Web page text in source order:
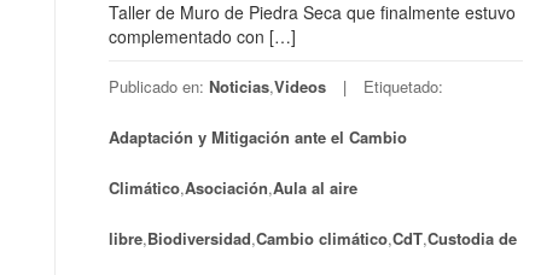
Taller de Muro de Piedra Seca que finalmente estuvo
complementado con […]
Publicado en: Noticias,Videos Etiquetado:
Adaptación y Mitigación ante el Cambio
Climático,Asociación,Aula al aire
libre,Biodiversidad,Cambio climático,CdT,Custodia de